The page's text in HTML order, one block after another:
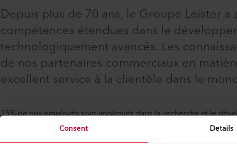
Consent Details
Depuis plus de 70 ans, le Groupe Leister
compétences étendues dans le
technologiquement avancés. Les
de nos partenaires commerciaux en
excellent service à la clientèle dans le
15% de nos employés sont impliqués dans la recherche et le
permanence les produits et services du Groupe Leister. Ils